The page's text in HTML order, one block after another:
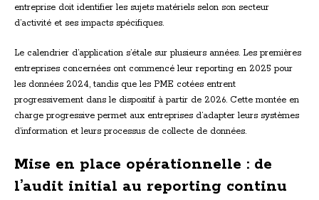
entreprise doit identifier les sujets matériels selon son secteur
d’activité et ses impacts spécifiques.
Le calendrier d’application s’étale sur plusieurs années. Les premières
entreprises concernées ont commencé leur reporting en 2025 pour
les données 2024, tandis que les PME cotées entrent
progressivement dans le dispositif à partir de 2026. Cette montée en
charge progressive permet aux entreprises d’adapter leurs systèmes
d’information et leurs processus de collecte de données.
Mise en place opérationnelle : de
l’audit initial au reporting continu